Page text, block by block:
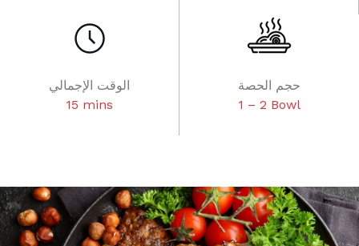
الوقت الإجمالي
15 mins
حجم الحصة
1 – 2 Bowl